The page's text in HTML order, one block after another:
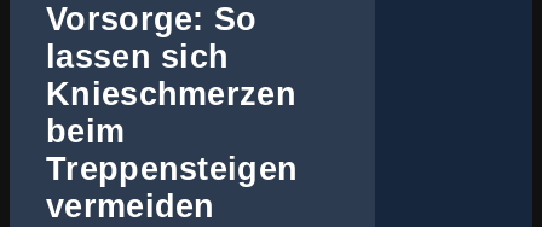
Vorsorge: So
lassen sich
Knieschmerzen
beim
Treppensteigen
vermeiden